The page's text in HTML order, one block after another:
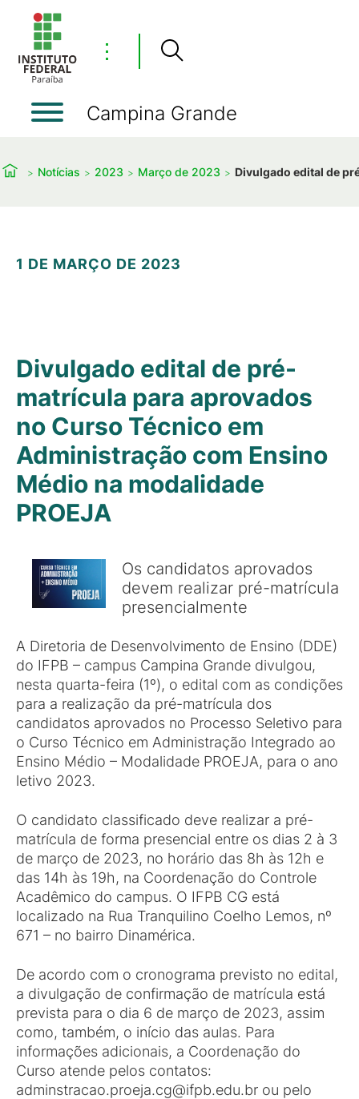
⋮
Campina Grande
Notícias 2023 Março de 2023 Divulgado edital de
1 DE MARÇO DE 2023
Divulgado edital de pré-
matrícula para aprovados
no Curso Técnico em
Administração com Ensino
Médio na modalidade
PROEJA
Os candidatos aprovados
devem realizar pré-matrícula
presencialmente
A Diretoria de Desenvolvimento de Ensino (DDE)
do IFPB – campus Campina Grande divulgou,
nesta quarta-feira (1º), o edital com as condições
para a realização da pré-matrícula dos
candidatos aprovados no Processo Seletivo para
o Curso Técnico em Administração Integrado ao
Ensino Médio – Modalidade PROEJA, para o ano
letivo 2023.
O candidato classificado deve realizar a pré-
matrícula de forma presencial entre os dias 2 à 3
de março de 2023, no horário das 8h às 12h e
das 14h às 19h, na Coordenação do Controle
Acadêmico do campus. O IFPB CG está
localizado na Rua Tranquilino Coelho Lemos, nº
671 – no bairro Dinamérica.
De acordo com o cronograma previsto no edital,
a divulgação de confirmação de matrícula está
prevista para o dia 6 de março de 2023, assim
como, também, o início das aulas. Para
informações adicionais, a Coordenação do
Curso atende pelos contatos:
adminstracao.proeja.cg@ifpb.edu.br ou pelo